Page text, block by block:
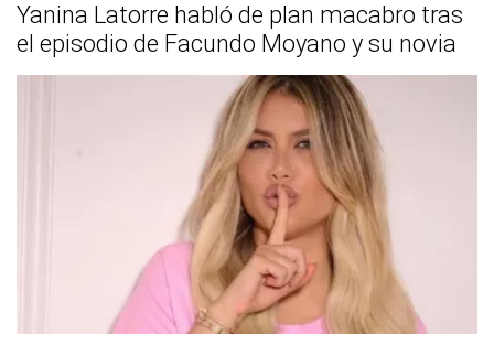
Yanina Latorre habló de plan macabro tras
el episodio de Facundo Moyano y su novia